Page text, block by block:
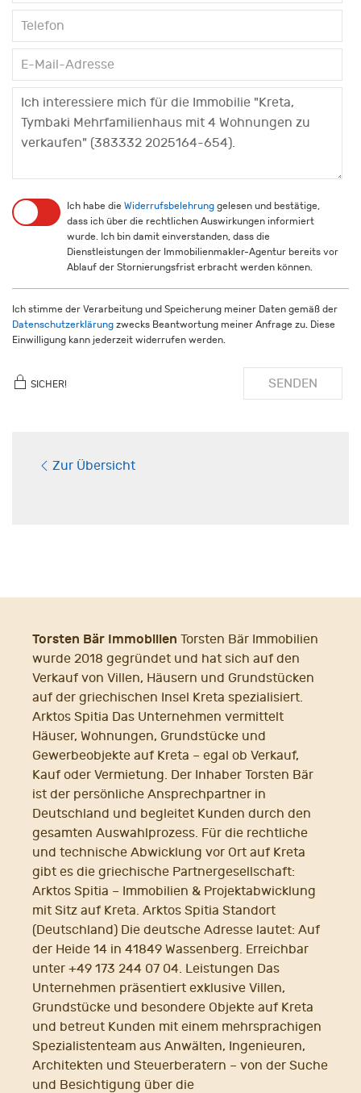
Ich habe die Widerrufsbelehrung gelesen und bestätige,
dass ich über die rechtlichen Auswirkungen informiert
wurde. Ich bin damit einverstanden, dass die
Dienstleistungen der Immobilienmakler-Agentur bereits vor
Ablauf der Stornierungsfrist erbracht werden können.
Ich stimme der Verarbeitung und Speicherung meiner Daten gemäß der
Datenschutzerklärung zwecks Beantwortung meiner Anfrage zu. Diese
Einwilligung kann jederzeit widerrufen werden.
SICHER! SENDEN
Zur Übersicht
Torsten Bär Immobilien Torsten Bär Immobilien
wurde 2018 gegründet und hat sich auf den
Verkauf von Villen, Häusern und Grundstücken
auf der griechischen Insel Kreta spezialisiert.
Arktos Spitia Das Unternehmen vermittelt
Häuser, Wohnungen, Grundstücke und
Gewerbeobjekte auf Kreta – egal ob Verkauf,
Kauf oder Vermietung. Der Inhaber Torsten Bär
ist der persönliche Ansprechpartner in
Deutschland und begleitet Kunden durch den
gesamten Auswahlprozess. Für die rechtliche
und technische Abwicklung vor Ort auf Kreta
gibt es die griechische Partnergesellschaft:
Arktos Spitia – Immobilien & Projektabwicklung
mit Sitz auf Kreta. Arktos Spitia Standort
(Deutschland) Die deutsche Adresse lautet: Auf
der Heide 14 in 41849 Wassenberg. Erreichbar
unter +49 173 244 07 04. Leistungen Das
Unternehmen präsentiert exklusive Villen,
Grundstücke und besondere Objekte auf Kreta
und betreut Kunden mit einem mehrsprachigen
Spezialistenteam aus Anwälten, Ingenieuren,
Architekten und Steuerberatern – von der Suche
und Besichtigung über die